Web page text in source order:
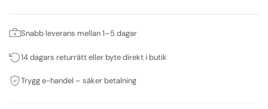
Snabb leverans mellan 1–5 dagar
14 dagars returrätt eller byte direkt i butik
Trygg e-handel – säker betalning